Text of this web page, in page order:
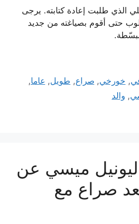
الذي طلبت إعادة كتابته. يرجى
حتى أقوم بصياغته من جديد
, خورخي,صراع, طويل, عاما,
, والد
ليونيل ميسي عن
بعد صراع مع